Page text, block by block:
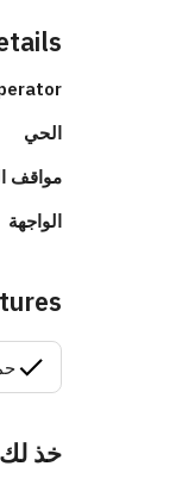
الحي
مواقف
الواجهة
خذ